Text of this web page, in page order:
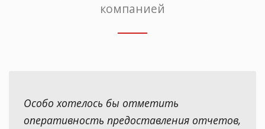
компанией
Особо хотелось бы отметить
оперативность предоставления отчетов,